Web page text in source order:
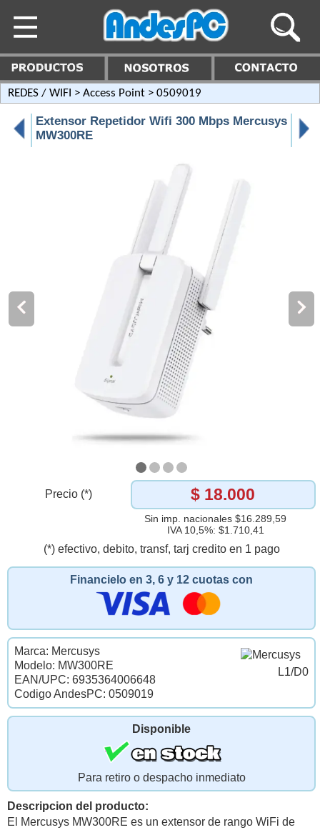
REDES / WIFI > Access Point > 0509019
Extensor Repetidor Wifi 300 Mbps Mercusys
MW300RE
Precio (*) $ 18.000
Sin imp. nacionales $16.289,59
IVA 10,5%: $1.710,41
(*) efectivo, debito, transf, tarj credito en 1 pago
Financielo en 3, 6 y 12 cuotas con
L1/D0
Marca: Mercusys
Modelo: MW300RE
EAN/UPC: 6935364006648
Codigo AndesPC: 0509019
Disponible
Para retiro o despacho inmediato
Descripcion del producto:
El Mercusys MW300RE es un extensor de rango WiFi de